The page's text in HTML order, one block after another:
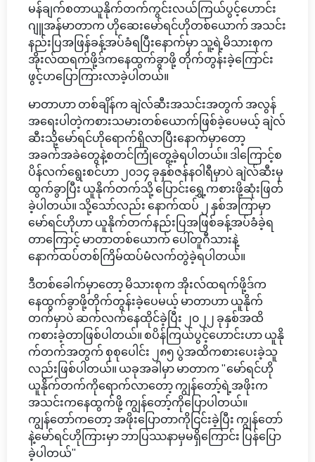
မန်ချက်စတာယူနိုက်တက်ကွင်းလယ်ကြယ်ပွင့်ဟောင်း
ဂျူအန်မာတာက ဟိုဆေးမော်ရင်ဟိုတစ်ယောက် အသင်း
နည်းပြအဖြန်ခန့်အပ်ခံရပြီးနောက်မှာ သူ့ရဲ့မိသားစုက
အိုးလ်ထရက်ဖို့ဒ်ကနေထွက်ခွာဖို့ တိုက်တွန်းခဲ့ကြောင်း
ဖွင့်ဟပြောကြားလာခဲ့ပါတယ်။
မာတာဟာ တစ်ချိန်က ချဲလ်ဆီးအသင်းအတွက် အလွန်
အရေးပါတဲ့ကစားသမားတစ်ယောက်ဖြစ်ခဲ့ပေမယ့် ချဲလ်
ဆီးသို့မော်ရင်ဟိုရောက်ရှိလာပြီးနောက်မှာတော့
အခက်အခဲတွေနဲ့စတင်ကြုံတွေ့ခဲ့ရပါတယ်။ ဒါကြောင့်စ
ပိန်လက်ရွေးစင်ဟာ ၂၀၁၄ ခုနှစ်ဇန်နဝါရီမှာပဲ ချဲလ်ဆီးမှ
ထွက်ခွာပြီး ယူနိုက်တက်သို့ ပြောင်းရွှေ့ကစားဖို့ဆုံးဖြတ်
ခဲ့ပါတယ်။ သို့သော်လည်း နောက်ထပ် ၂ နှစ်အကြာမှာ
မော်ရင်ဟိုဟာ ယူနိုက်တက်နည်းပြအဖြစ်ခန့်အပ်ခံခဲ့ရ
တာကြောင့် မာတာတစ်ယောက် ပေါ်တူဂီသားနဲ့
နောက်ထပ်တစ်ကြိမ်ထပ်မံလက်တွဲခဲ့ရပါတယ်။
ဒီတစ်ခေါက်မှာတော့ မိသားစုက အိုးလ်ထရက်ဖို့ဒ်က
နေထွက်ခွာဖို့တိုက်တွန်းခဲ့ပေမယ့် မာတာဟာ ယူနိုက်
တက်မှာပဲ ဆက်လက်နေထိုင်ခဲ့ပြီး ၂၀၂၂ ခုနှစ်အထိ
ကစားခဲ့တာဖြစ်ပါတယ်။ စပိန်ကြယ်ပွင့်ဟောင်းဟာ ယူနို
က်တက်အတွက် စုစုပေါင်း ၂၈၅ ပွဲအထိကစားပေးခဲ့သူ
လည်းဖြစ်ပါတယ်။ ယခုအခါမှာ မာတာက "မော်ရင်ဟို
ယူနိုက်တက်ကိုရောက်လာတော့ ကျွန်တော့်ရဲ့အဖိုးက
အသင်းကနေထွက်ဖို့ ကျွန်တော့်ကိုပြောပါတယ်။
ကျွန်တော်ကတော့ အဖိုးပြောတာကိုငြင်းခဲ့ပြီး ကျွန်တော်
နဲ့မော်ရင်ဟိုကြားမှာ ဘာပြဿနာမှမရှိကြောင်း ပြန်ပြော
ခဲ့ပါတယ်"